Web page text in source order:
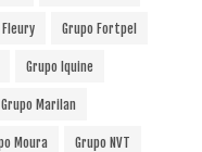
Grupo Fortpel
Grupo Iquine
Grupo Marilan
Moura Grupo NVT